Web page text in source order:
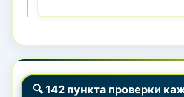
🔍 142 пункта проверки